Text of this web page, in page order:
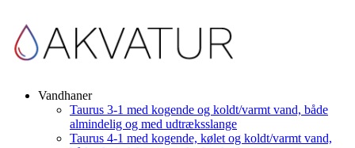
Vandhaner
Taurus 3-1 med kogende og koldt/varmt vand, både
almindelig og med udtræksslange
Taurus 4-1 med kogende, kølet og koldt/varmt vand,